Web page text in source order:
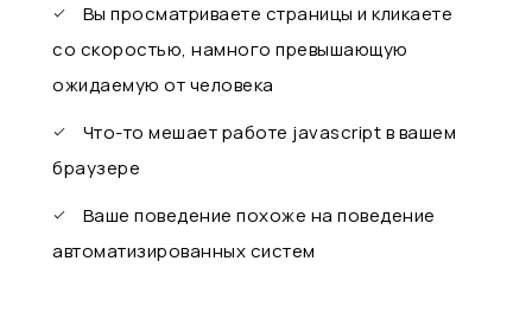
Вы просматриваете страницы и кликаете
со скоростью, намного превышающую
ожидаемую от человека
Что-то мешает работе javascript в вашем
браузере
Ваше поведение похоже на поведение
автоматизированных систем